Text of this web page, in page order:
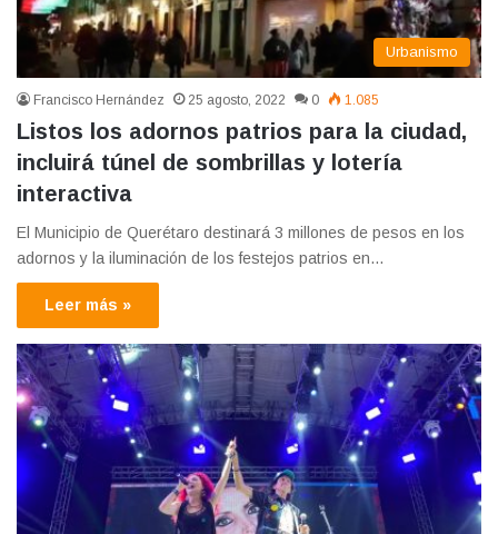
Urbanismo
Francisco Hernández 25 agosto, 2022 0 1.085
Listos los adornos patrios para la ciudad,
incluirá túnel de sombrillas y lotería
interactiva
El Municipio de Querétaro destinará 3 millones de pesos en los
adornos y la iluminación de los festejos patrios en…
Leer más »